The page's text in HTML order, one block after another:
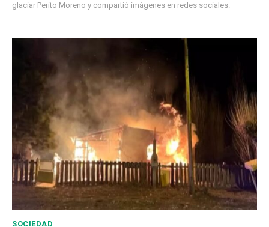
glaciar Perito Moreno y compartió imágenes en redes sociales.
SOCIEDAD